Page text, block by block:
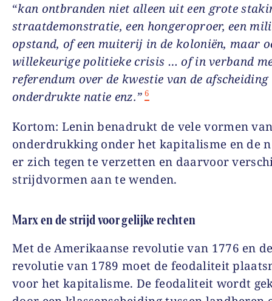
“kan ontbranden niet alleen uit een grote
straatdemonstratie, een hongeroproer, een
opstand, of een muiterij in de koloniën, maar
willekeurige politieke crisis … of in verband
referendum over de kwestie van de afscheiding
onderdrukte natie enz.” 6
Kortom: Lenin benadrukt de vele vormen
onderdrukking onder het kapitalisme en de
er zich tegen te verzetten en daarvoor
strijdvormen aan te wenden.
Marx en de strijd voor gelijke rechten
Met de Amerikaanse revolutie van 1776 en
revolutie van 1789 moet de feodaliteit
voor het kapitalisme. De feodaliteit wordt